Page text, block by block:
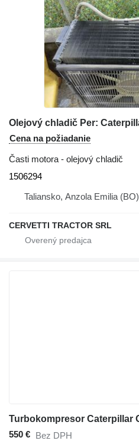
Cena na požiadanie
Časti motora - olejový chladič
1506294
Taliansko, Anzola Emilia (BO)
CERVETTI TRACTOR SRL
550 € Bez DPH